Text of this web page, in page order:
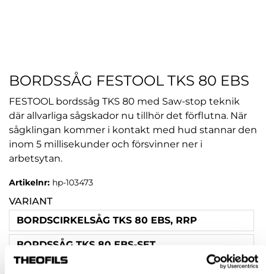
BORDSSÅG FESTOOL TKS 80 EBS
FESTOOL bordssåg TKS 80 med Saw-stop teknik
där allvarliga sågskador nu tillhör det förflutna. När
sågklingan kommer i kontakt med hud stannar den
inom 5 millisekunder och försvinner ner i
arbetsytan.
Artikelnr: hp-103473
VARIANT
BORDSCIRKELSÅG TKS 80 EBS, RRP
BORDSSÅG TKS 80 EBS-SET